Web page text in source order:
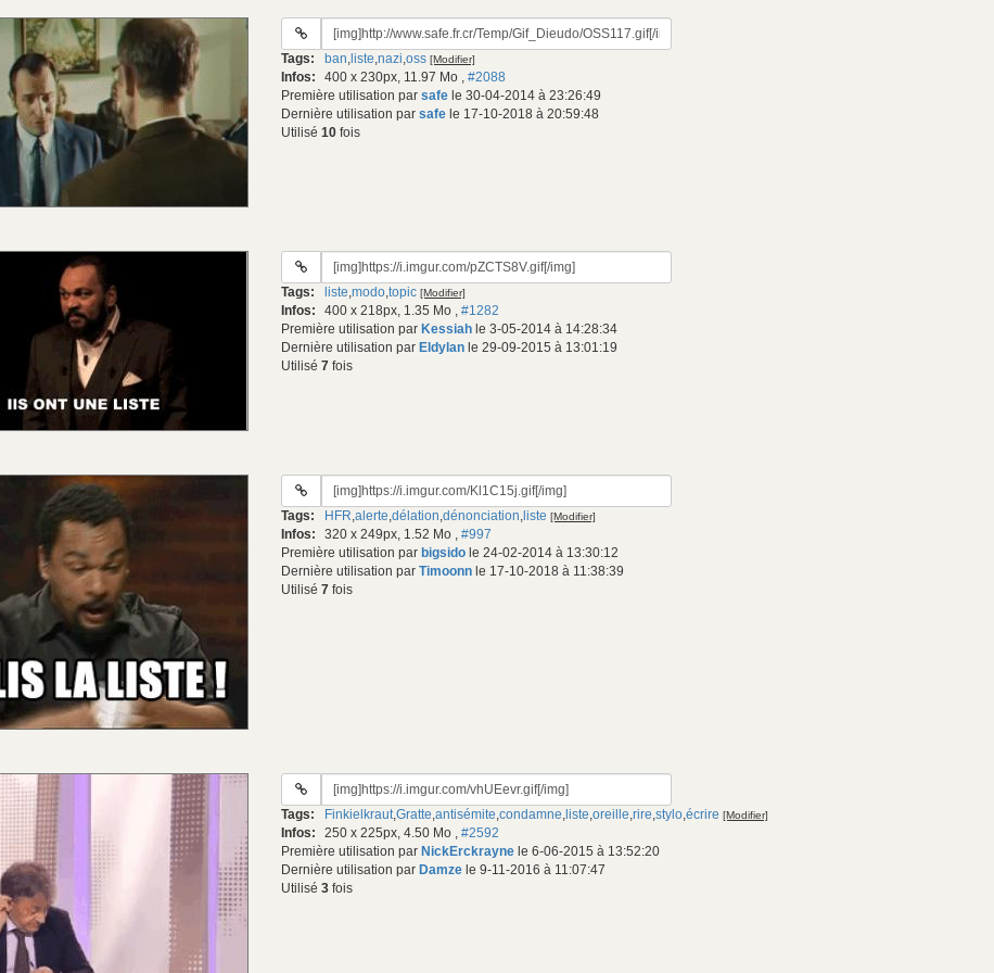
URL
gif:
Tags: ban, liste,nazi,oss [Modifier]
Infos: 400 x 230px, 11.97 Mo , #2088
Première utilisation par safe le 30-04-2014 à 23:26:49
Dernière utilisation par safe le 17-10-2018 à 20:59:48
Utilisé 10 fois
URL
gif:
Tags: liste,modo,topic [Modifier]
Infos: 400 x 218px, 1.35 Mo , #1282
Première utilisation par Kessiah le 3-05-2014 à 14:28:34
Dernière utilisation par Eldylan le 29-09-2015 à 13:01:19
Utilisé 7 fois
URL
gif:
Tags: HFR,alerte,délation,dénonciation, liste [Modifier]
Infos: 320 x 249px, 1.52 Mo , #997
Première utilisation par bigsido le 24-02-2014 à 13:30:12
Dernière utilisation par Timoonn le 17-10-2018 à 11:38:39
Utilisé 7 fois
URL
gif:
Tags: Finkielkraut,Gratte,antisémite,condamne, liste,oreille,rire,stylo,écrire [Modifier]
Infos: 250 x 225px, 4.50 Mo , #2592
Première utilisation par NickErckrayne le 6-06-2015 à 13:52:20
Dernière utilisation par Damze le 9-11-2016 à 11:07:47
Utilisé 3 fois